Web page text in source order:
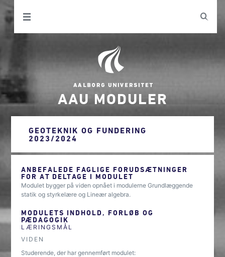
AAU MODULER
GEOTEKNIK OG FUNDERING
2023/2024
ANBEFALEDE FAGLIGE FORUDSÆTNINGER
FOR AT DELTAGE I MODULET
Modulet bygger på viden opnået i modulerne Grundlæggende
statik og styrkelære og Lineær algebra.
MODULETS INDHOLD, FORLØB OG
PÆDAGOGIK
LÆRINGSMÅL
VIDEN
Studerende, der har gennemført modulet: